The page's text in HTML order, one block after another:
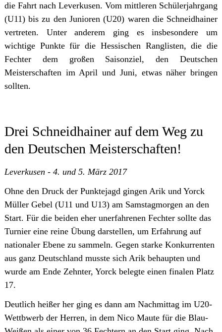
die Fahrt nach Leverkusen. Vom mittleren Schülerjahrgang
(U11) bis zu den Junioren (U20) waren die Schneidhainer
vertreten. Unter anderem ging es insbesondere um
wichtige Punkte für die Hessischen Ranglisten, die die
Fechter dem großen Saisonziel, den Deutschen
Meisterschaften im April und Juni, etwas näher bringen
sollten.
Drei Schneidhainer auf dem Weg zu
den Deutschen Meisterschaften!
Leverkusen - 4. und 5. März 2017
Ohne den Druck der Punktejagd gingen Arik und Yorck
Müller Gebel (U11 und U13) am Samstagmorgen an den
Start. Für die beiden eher unerfahrenen Fechter sollte das
Turnier eine reine Übung darstellen, um Erfahrung auf
nationaler Ebene zu sammeln. Gegen starke Konkurrenten
aus ganz Deutschland musste sich Arik behaupten und
wurde am Ende Zehnter, Yorck belegte einen finalen Platz
17.
Deutlich heißer her ging es dann am Nachmittag im U20-
Wettbwerb der Herren, in dem Nico Maute für die Blau-